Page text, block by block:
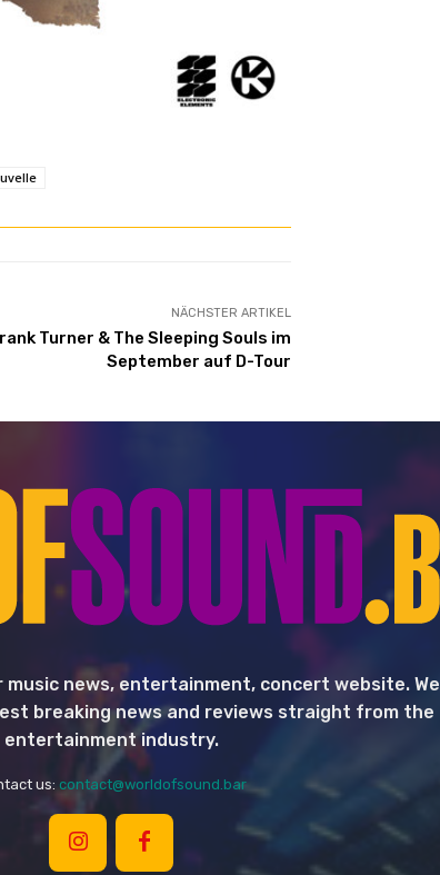
NÄCHSTER ARTIKEL
Turner & The Sleeping Souls im
September auf D-Tour
music news, entertainment, concert website. We
breaking news and reviews straight from the
entertainment industry.
us: contact@worldofsound.bar